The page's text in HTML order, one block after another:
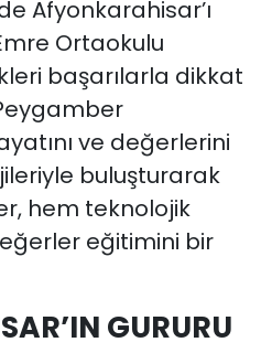
Afyonkarahisar’ı
Ortaokulu
başarılarla dikkat
ve değerlerini
buluşturarak
hem teknolojik
eğitimini bir
GURURU